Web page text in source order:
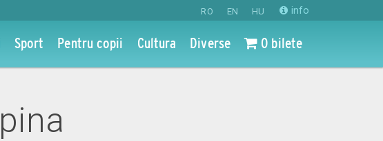
RO EN HU info
Sport Pentru copii Cultura Diverse 0 bilete